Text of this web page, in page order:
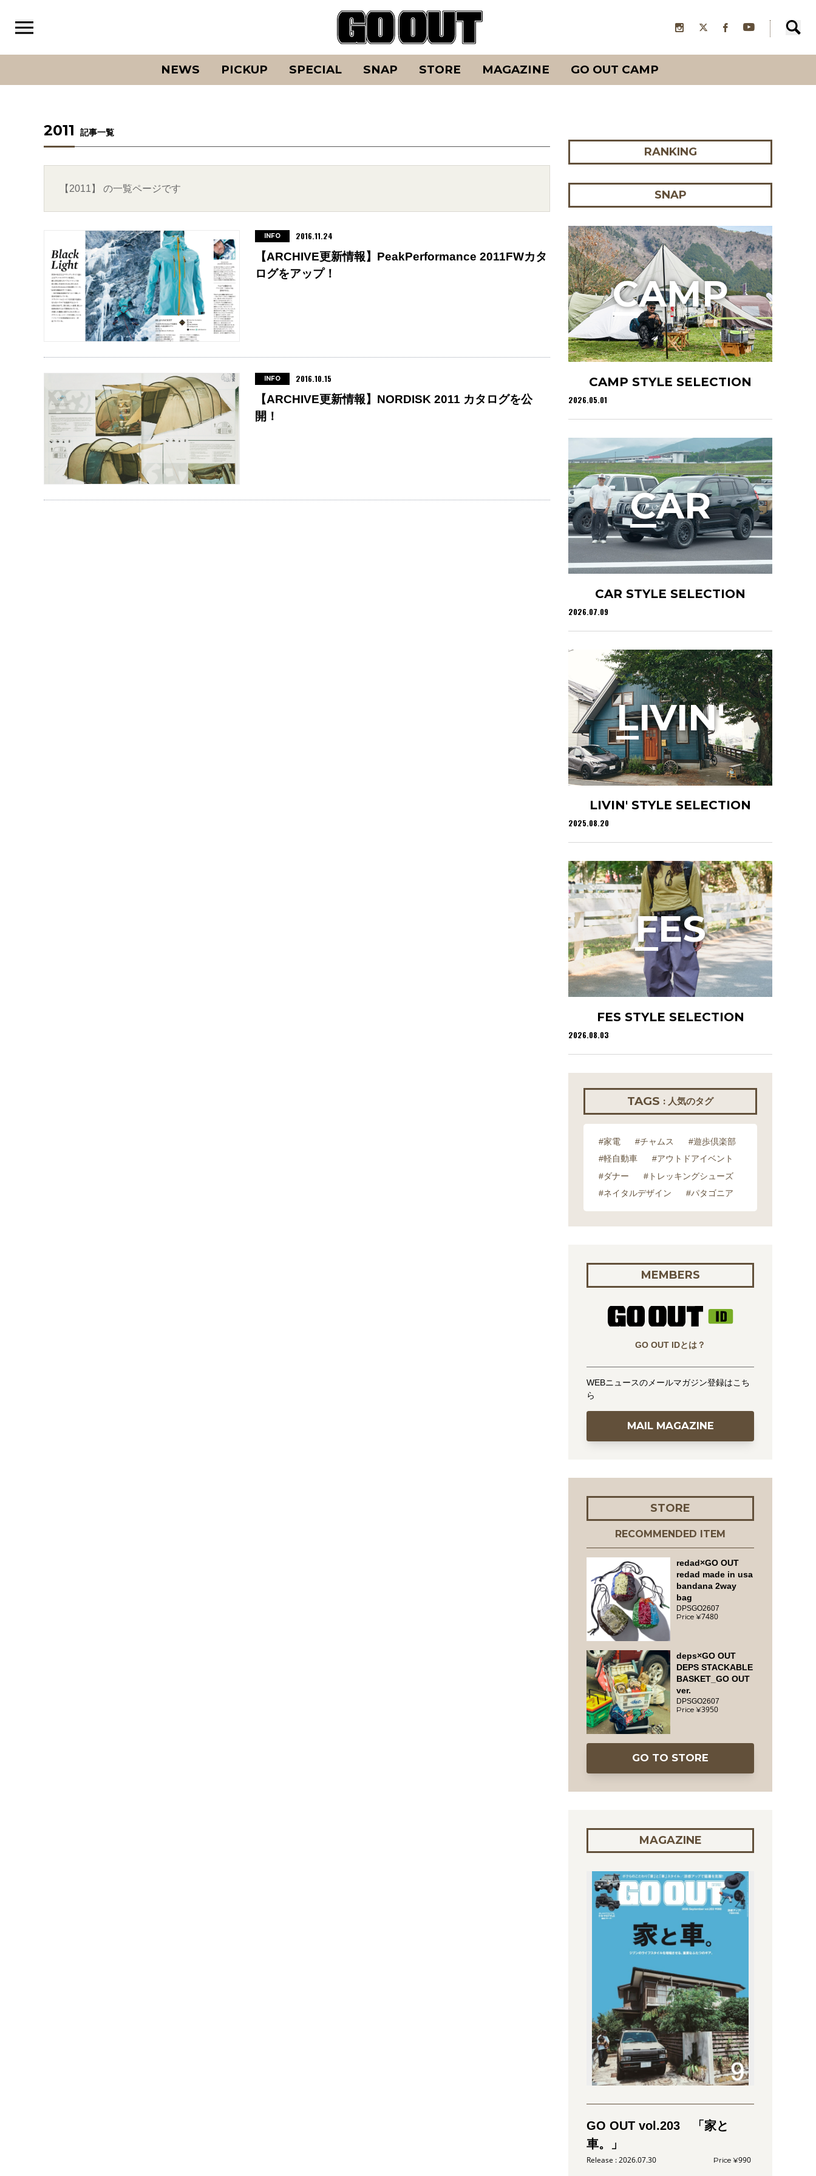
NEWS PICKUP SPECIAL SNAP STORE MAGAZINE GO OUT CAMP
2011 記事一覧
【2011】 の一覧ページです
【ARCHIVE更新情報】PeakPerformance 2011FWカタ
ログをアップ！
INFO 2016.11.24
【ARCHIVE更新情報】NORDISK 2011 カタログを公
開！
INFO 2016.10.15
RANKING
SNAP
CAMP STYLE SELECTION
2026.05.01
CAMP
CAR STYLE SELECTION
2026.07.09
CAR
LIVIN' STYLE SELECTION
2025.08.20
LIVIN'
FES STYLE SELECTION
2026.08.03
FES
TAGS : 人気のタグ
#家電 #チャムス
#遊歩倶楽部
#軽自動車
#アウトドアイベント
#ダナー
#トレッキングシューズ
#ネイタルデザイン
#パタゴニア
MEMBERS
GO OUT IDとは？
WEBニュースのメールマガジン登録はこち
ら
MAIL MAGAZINE
STORE
RECOMMENDED ITEM
redad×GO OUT
redad made in usa
bandana 2way
bag
DPSGO2607
7480
deps×GO OUT
DEPS STACKABLE
BASKET_GO OUT
ver.
DPSGO2607
3950
GO TO STORE
MAGAZINE
GO OUT vol.203 「家と
車。」
2026.07.30 990